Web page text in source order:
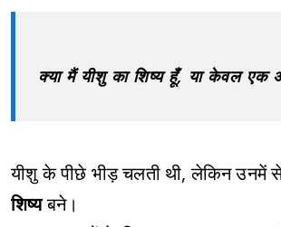
क्या मैं यीशु का शिष्य हूँ, या केवल एक
यीशु के पीछे भीड़ चलती थी, लेकिन उनमें
शिष्यबने।